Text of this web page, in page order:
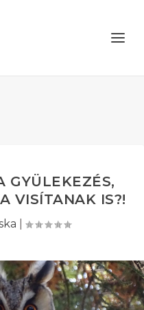
GYÜLEKEZÉS,
VISÍTANAK IS?!